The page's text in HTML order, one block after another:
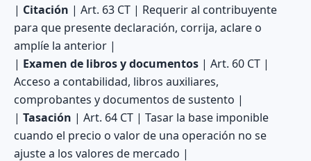
| Citación | Art. 63 CT | Requerir al contribuyente
para que presente declaración, corrija, aclare o
amplíe la anterior |
| Examen de libros y documentos | Art. 60 CT |
Acceso a contabilidad, libros auxiliares,
comprobantes y documentos de sustento |
| Tasación | Art. 64 CT | Tasar la base imponible
cuando el precio o valor de una operación no se
ajuste a los valores de mercado |